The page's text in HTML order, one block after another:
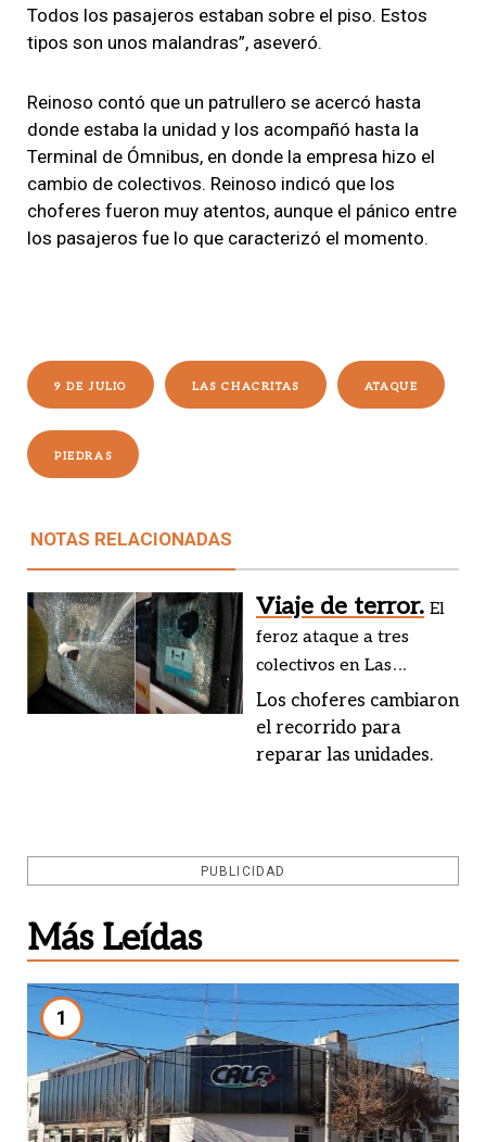
Todos los pasajeros estaban sobre el piso. Estos
tipos son unos malandras”, aseveró.
Reinoso contó que un patrullero se acercó hasta
donde estaba la unidad y los acompañó hasta la
Terminal de Ómnibus, en donde la empresa hizo el
cambio de colectivos. Reinoso indicó que los
choferes fueron muy atentos, aunque el pánico entre
los pasajeros fue lo que caracterizó el momento.
9 DE JULIO LAS CHACRITAS ATAQUE
PIEDRAS
NOTAS RELACIONADAS
Viaje de terror. El
feroz ataque a tres
colectivos en Las
Chacritas
Los choferes cambiaron
el recorrido para
reparar las unidades.
PUBLICIDAD
Más Leídas
1